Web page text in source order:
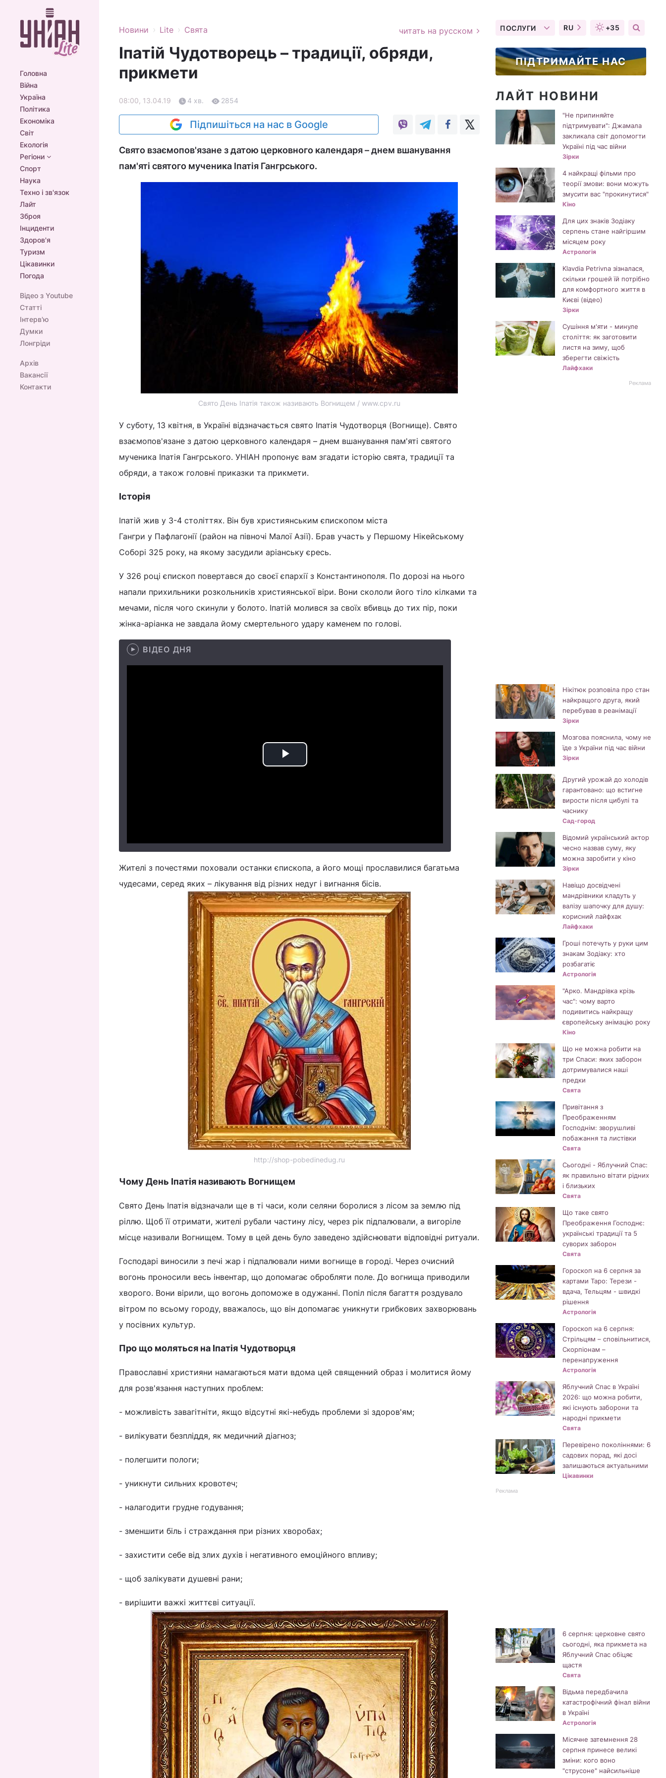
Головна
Війна
Україна
Політика
Економіка
Світ
Екологія
Регіони
Спорт
Наука
Техно і зв'язок
Лайт
Зброя
Інциденти
Здоров'я
Туризм
Цікавинки
Погода
Відео з Youtube
Статті
Інтерв'ю
Думки
Лонгріди
Архів
Вакансії
Контакти
Новини › Lite › Свята читать на русском
Іпатій Чудотворець – традиції, обряди,
прикмети
08:00, 13.04.19 4 хв. 2854
Підпишіться на нас в Google
Свято взаємопов'язане з датою церковного календаря – днем вшанування
пам'яті святого мученика Іпатія Гангрського.
Свято День Іпатія також називають Вогнищем / www.cpv.ru
У суботу, 13 квітня, в Україні відзначається свято Іпатія Чудотворця (Вогнище). Свято
взаємопов'язане з датою церковного календаря – днем вшанування пам'яті святого
мученика Іпатія Гангрського. УНІАН пропонує вам згадати історію свята, традиції та
обряди, а також головні приказки та прикмети.
Історія
Іпатій жив у 3-4 століттях. Він був християнським єпископом міста
Гангри у Пафлагонії (район на півночі Малої Азії). Брав участь у Першому Нікейському
Соборі 325 року, на якому засудили аріанську єресь.
У 326 році єпископ повертався до своєї єпархії з Константинополя. По дорозі на нього
напали прихильники розкольників християнської віри. Вони скололи його тіло кілками та
мечами, після чого скинули у болото. Іпатій молився за своїх вбивць до тих пір, поки
жінка-аріанка не завдала йому смертельного удару каменем по голові.
ВІДЕО ДНЯ
Play
Жителі з почестями поховали останки єпископа, а його мощі прославилися багатьма
чудесами, серед яких – лікування від різних недуг і вигнання бісів.
http://shop-pobedinedug.ru
Чому День Іпатія називають Вогнищем
Свято День Іпатія відзначали ще в ті часи, коли селяни боролися з лісом за землю під
ріллю. Щоб її отримати, жителі рубали частину лісу, через рік підпалювали, а вигоріле
місце називали Вогнищем. Тому в цей день було заведено здійснювати відповідні ритуали.
Господарі виносили з печі жар і підпалювали ними вогнище в городі. Через очисний
вогонь проносили весь інвентар, що допомагає обробляти поле. До вогнища приводили
хворого. Вони вірили, що вогонь допоможе в одужанні. Попіл після багаття роздувало
вітром по всьому городу, вважалось, що він допомагає уникнути грибкових захворювань
у посівних культур.
Про що моляться на Іпатія Чудотворця
Православні християни намагаються мати вдома цей священний образ і молитися йому
для розв'язання наступних проблем:
- можливість завагітніти, якщо відсутні які-небудь проблеми зі здоров'ям;
- вилікувати безпліддя, як медичний діагноз;
- полегшити пологи;
- уникнути сильних кровотеч;
- налагодити грудне годування;
- зменшити біль і страждання при різних хворобах;
- захистити себе від злих духів і негативного емоційного впливу;
- щоб залікувати душевні рани;
- вирішити важкі життєві ситуації.
ПОСЛУГИ RU +35
ПІДТРИМАЙТЕ НАС
ЛАЙТ НОВИНИ
"Не припиняйте
підтримувати": Джамала
закликала світ допомогти
Україні під час війни
Зірки
4 найкращі фільми про
теорії змови: вони можуть
змусити вас "прокинутися"
Кіно
Для цих знаків Зодіаку
серпень стане найгіршим
місяцем року
Астрологія
Klavdia Petrivna зізналася,
скільки грошей їй потрібно
для комфортного життя в
Києві (відео)
Зірки
Сушіння м'яти - минуле
століття: як заготовити
листя на зиму, щоб
зберегти свіжість
Лайфхаки
Реклама
Нікітюк розповіла про стан
найкращого друга, який
перебував в реанімації
Зірки
Мозгова пояснила, чому не
їде з України під час війни
Зірки
Другий урожай до холодів
гарантовано: що встигне
вирости після цибулі та
часнику
Сад-город
Відомий український актор
чесно назвав суму, яку
можна заробити у кіно
Зірки
Навіщо досвідчені
мандрівники кладуть у
валізу шапочку для душу:
корисний лайфхак
Лайфхаки
Гроші потечуть у руки цим
знакам Зодіаку: хто
розбагатіє
Астрологія
"Арко. Мандрівка крізь
час": чому варто
подивитись найкращу
європейську анімацію року
Кіно
Що не можна робити на
три Спаси: яких заборон
дотримувалися наші
предки
Свята
Привітання з
Преображенням
Господнім: зворушливі
побажання та листівки
Свята
Сьогодні - Яблучний Спас:
як правильно вітати рідних
і близьких
Свята
Що таке свято
Преображення Господнє:
українські традиції та 5
суворих заборон
Свята
Гороскоп на 6 серпня за
картами Таро: Терези -
вдача, Тельцям - швидкі
рішення
Астрологія
Гороскоп на 6 серпня:
Стрільцям – сповільнитися,
Скорпіонам –
перенапруження
Астрологія
Яблучний Спас в Україні
2026: що можна робити,
які існують заборони та
народні прикмети
Свята
Перевірено поколіннями: 6
садових порад, які досі
залишаються актуальними
Цікавинки
Реклама
6 серпня: церковне свято
сьогодні, яка прикмета на
Яблучний Спас обіцяє
щастя
Свята
Відьма передбачила
катастрофічний фінал війни
в Україні
Астрологія
Місячне затемнення 28
серпня принесе великі
зміни: кого воно
"струсоне" найсильніше